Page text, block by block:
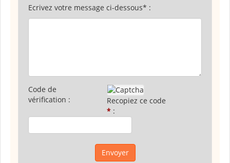
Ecrivez votre message ci-dessous* :
Code de
vérification :
Recopiez ce code
* :